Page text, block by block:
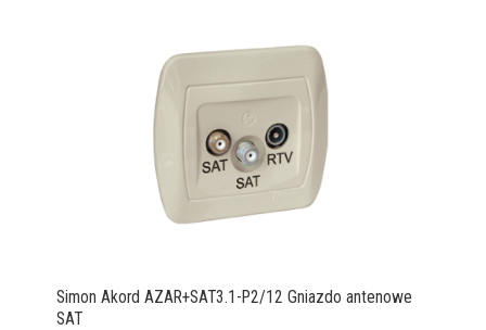
Simon Akord AZAR+SAT3.1-P2/12 Gniazdo antenowe
SAT